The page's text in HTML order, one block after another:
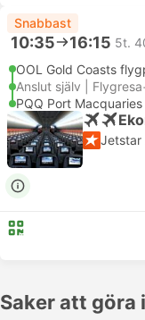
Snabbast
10:35 16:15 5t.
OOL Gold Coasts
Anslut själv |
PQQ Port
Jetstar
Saker att göra